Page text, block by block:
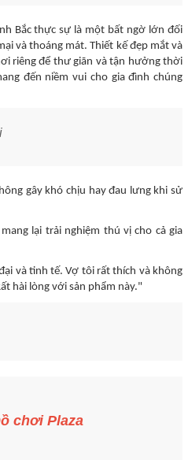
Bắc thực sự là một bất ngờ lớn đối
và thoáng mát. Thiết kế đẹp mắt và
riêng để thư giãn và tận hưởng thời
đến niềm vui cho gia đình chúng
gây khó chịu hay đau lưng khi sử
lại trải nghiệm thú vị cho cả gia
và tinh tế. Vợ tôi rất thích và không
hài lòng với sản phẩm này."
chơi Plaza